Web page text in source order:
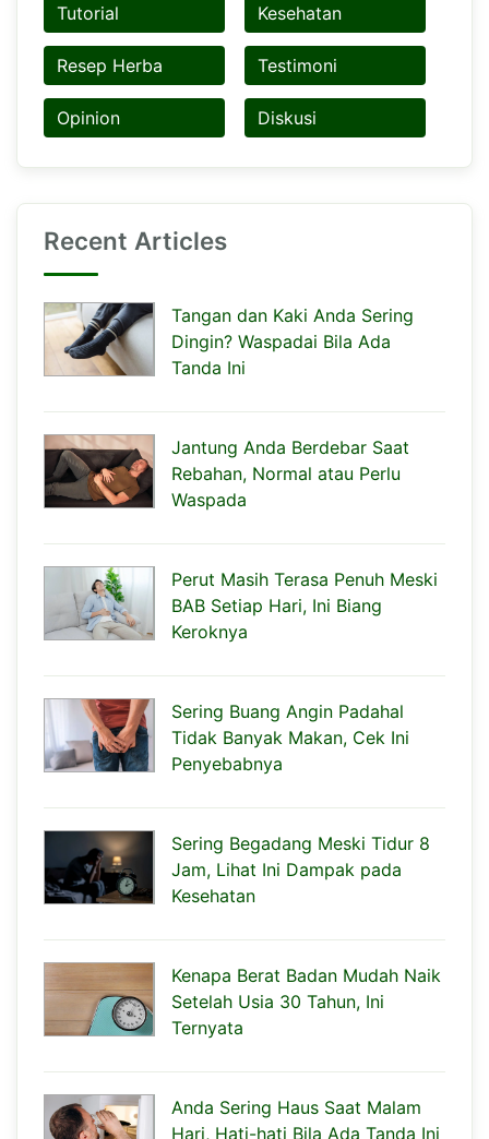
Tutorial Kesehatan
Resep Herba Testimoni
Opinion Diskusi
Recent Articles
Tangan dan Kaki Anda Sering
Dingin? Waspadai Bila Ada
Tanda Ini
Jantung Anda Berdebar Saat
Rebahan, Normal atau Perlu
Waspada
Perut Masih Terasa Penuh Meski
BAB Setiap Hari, Ini Biang
Keroknya
Sering Buang Angin Padahal
Tidak Banyak Makan, Cek Ini
Penyebabnya
Sering Begadang Meski Tidur 8
Jam, Lihat Ini Dampak pada
Kesehatan
Kenapa Berat Badan Mudah Naik
Setelah Usia 30 Tahun, Ini
Ternyata
Anda Sering Haus Saat Malam
Hari, Hati-hati Bila Ada Tanda Ini